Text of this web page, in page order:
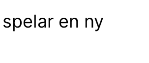
en ny